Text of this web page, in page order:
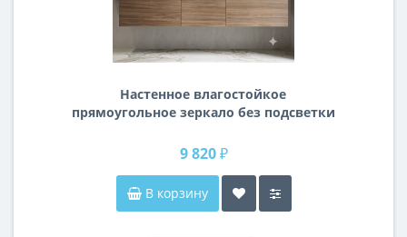
Настенное влагостойкое
прямоугольное зеркало без подсветки
9 820 ₽
В корзину